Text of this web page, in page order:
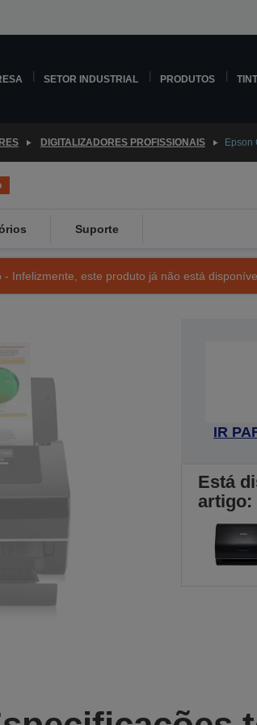
SETOR INDUSTRIAL PRODUTOS
DIGITALIZADORES PROFISSIONAIS Epson
Suporte
Infelizmente, este produto já não está
IR
Está
artigo: